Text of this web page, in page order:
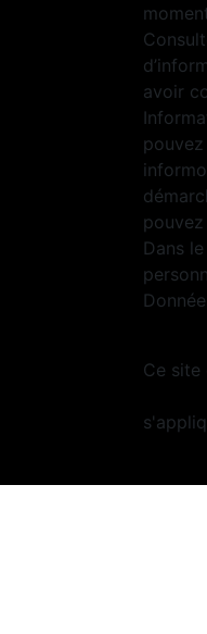
avoir
Dans
Ce site